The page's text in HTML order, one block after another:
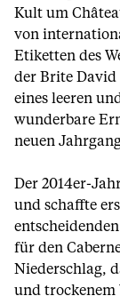
Kult um
von
Etiketten des
der Brite David
eines leeren
wunderbare
neuen
Der 2014er-
und schaffte
für den
Niederschlag,
und trockenem